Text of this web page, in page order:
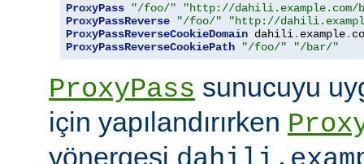
ProxyPass "/foo/"
"http://dahili.example.com/
ProxyPassReverse
"/foo/"
"http://
ProxyPassReverseCookieDomain dahili. example.
ProxyPassReverseCookiePath
"/foo/" "/bar/"
ProxyPass sunucuyu
için yapılandırırken
yönergesi